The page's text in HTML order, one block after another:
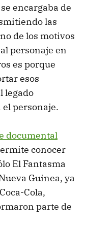
encargaba de
las
de los motivos
personaje en
es porque
esos
legado
personaje.
documental
conocer
El Fantasma
Guinea, ya
Cola,
parte de